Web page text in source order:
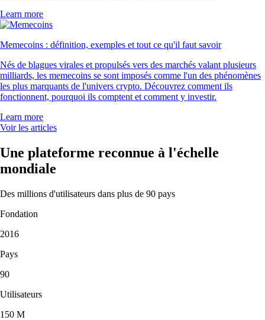
Learn more
Memecoins : définition, exemples et tout ce qu'il faut savoir
Nés de blagues virales et propulsés vers des marchés valant plusieurs
milliards, les memecoins se sont imposés comme l'un des phénomènes
les plus marquants de l'univers crypto. Découvrez comment ils
fonctionnent, pourquoi ils comptent et comment y investir.
Learn more
Voir les articles
Une plateforme reconnue à l'échelle
mondiale
Des millions d'utilisateurs dans plus de 90 pays
Fondation
2016
Pays
90
Utilisateurs
150 M